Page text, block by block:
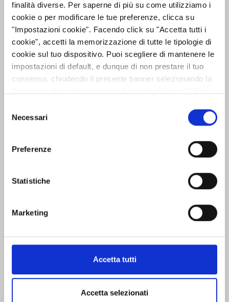
finalità diverse. Per saperne di più su come utilizziamo i
cookie o per modificare le tue preferenze, clicca su
"Impostazioni cookie". Facendo click su "Accetta tutti i
cookie", accetti la memorizzazione di tutte le tipologie di
cookie sul tuo dispositivo. Puoi scegliere di mantenere le
impostazioni di default, e dunque di non prestare il tuo
consenso, chiudendo il presente banner selezionando la
assenza dei cookie diversi da quelli tecnici. Per maggiori
informazioni puoi consultare la nostra politica sui cookie
delNecessari
Preferenze
Statistiche
Marketing
Accetta tutti
Accetta selezionati
Trimestrale
al 31/03/2016
2015
Relazione
Finanziaria
Annuale
al 31/12/2015
Finanziaria
al 30/06/2015
intermedio di